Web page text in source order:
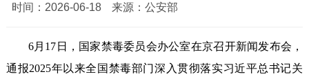
时间： 2026-06-18 来源：公安部
6月17日，国家禁毒委员会办公室在京召开新闻发布会，
通报2025年以来全国禁毒部门深入贯彻落实习近平总书记关